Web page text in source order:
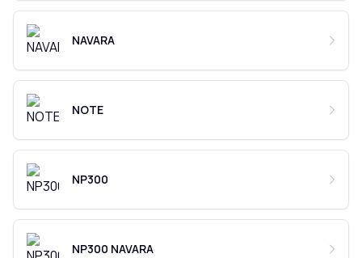
NAVARA
NOTE
NP300
NP300 NAVARA